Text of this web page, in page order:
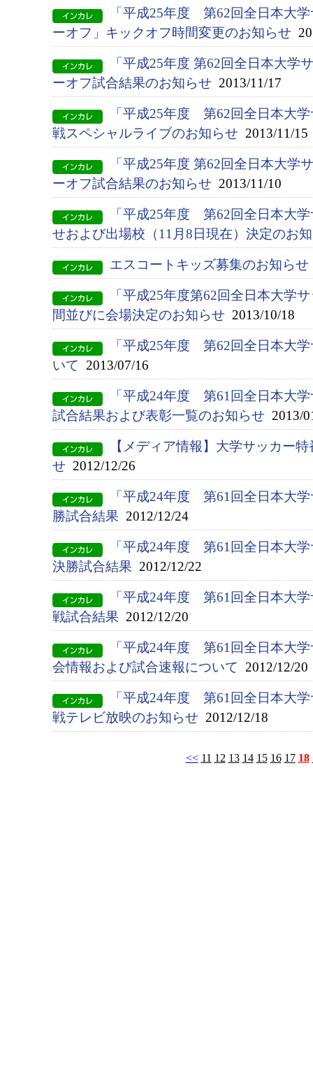
「平成25年度 第62回全日本大
ーオフ」キックオフ時間変更のお知らせ
「平成25年度 第62回全日本大学
ーオフ試合結果のお知らせ 2013/11/17
「平成25年度 第62回全日本大
戦スペシャルライブのお知らせ 2013/11/15
「平成25年度 第62回全日本大学
ーオフ試合結果のお知らせ 2013/11/10
「平成25年度 第62回全日本大
せおよび出場校（11月8日現在）決定のお
エスコートキッズ募集のお知らせ
「平成25年度第62回全日本大学
間並びに会場決定のお知らせ 2013/10/18
「平成25年度 第62回全日本大
いて 2013/07/16
「平成24年度 第61回全日本大
試合結果および表彰一覧のお知らせ 2013/
【メディア情報】大学サッカー
せ 2012/12/26
「平成24年度 第61回全日本大
勝試合結果 2012/12/24
「平成24年度 第61回全日本大
決勝試合結果 2012/12/22
「平成24年度 第61回全日本大
戦試合結果 2012/12/20
「平成24年度 第61回全日本大
会情報および試合速報について 2012/12/20
「平成24年度 第61回全日本大
戦テレビ放映のお知らせ 2012/12/18
<< 11 12 13 14 15 16 17 18